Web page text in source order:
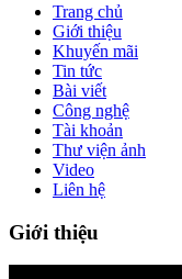
Trang chủ
Giới thiệu
Khuyến mãi
Tin tức
Bài viết
Công nghệ
Tài khoản
Thư viện ảnh
Video
Liên hệ
Giới thiệu